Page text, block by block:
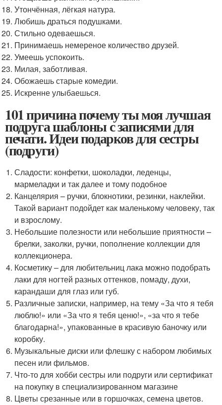
Утончённая, лёгкая натура.
Любишь драться подушками.
Стильно одеваешься.
Принимаешь немереное количество друзей.
Умеешь успокоить.
Милая, заботливая.
Обожаешь старые комедии.
Искренне улыбаешься.
101 причина почему ты моя лучшая
подруга шаблоны с записями для
печати. Идеи подарков для сестры
(подруги)
Сладости: конфетки, шоколадки, леденцы,
мармеладки и так далее и тому подобное
Канцелярия – ручки, блокнотики, резинки, наклейки.
Такой вариант подойдет как маленькому человеку, так
и взрослому.
Небольшие полезности или небольшие приятности –
брелки, заколки, ручки, пополнение коллекции для
коллекционера.
Косметику – для любительниц лака можно подобрать
лаки для ногтей разных оттенков, помаду, духи,
карандаши для глаз или губ.
Различные записки, например, на тему «За что я тебя
люблю!» или «За что я тебя ценю!», «за что я тебе
благодарна!», упакованные в красивую баночку или
коробку.
Музыкальные диски или флешку с набором любимых
песен или фильмов.
Что-то для хобби сестры или подруги или сертификат
на покупку в специализированном магазине
Цветы срезанные или в горшочках, семена цветов.